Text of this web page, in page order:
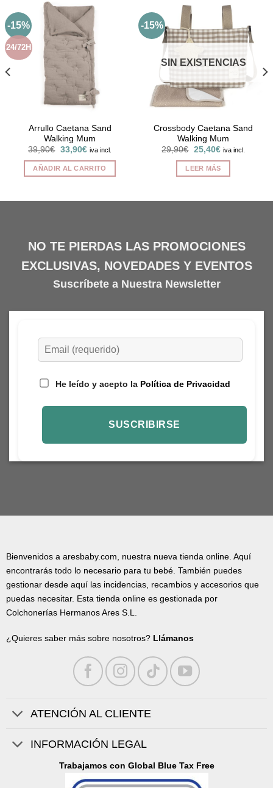
-15%
24/72H
Arrullo Caetana Sand
Walking Mum
39,90€ El
original
era:
33,90€El
actual
es:
iva incl.
AÑADIR AL CARRITO
-15%
SIN EXISTENCIAS
Crossbody Caetana Sand
Walking Mum
29,90€ El
original
era:
25,40€El
actual
es:
iva incl.
LEER MÁS
NO TE PIERDAS LAS PROMOCIONES
EXCLUSIVAS, NOVEDADES Y EVENTOS
Suscríbete a Nuestra Newsletter
He leído y acepto la Política de Privacidad
Bienvenidos a aresbaby.com, nuestra nueva tienda online. Aquí
encontrarás todo lo necesario para tu bebé. También puedes
gestionar desde aquí las incidencias, recambios y accesorios que
puedas necesitar. Esta tienda online es gestionada por
Colchonerías Hermanos Ares S.L.
¿Quieres saber más sobre nosotros? Llámanos
ATENCIÓN AL CLIENTE
INFORMACIÓN LEGAL
Trabajamos con Global Blue Tax Free